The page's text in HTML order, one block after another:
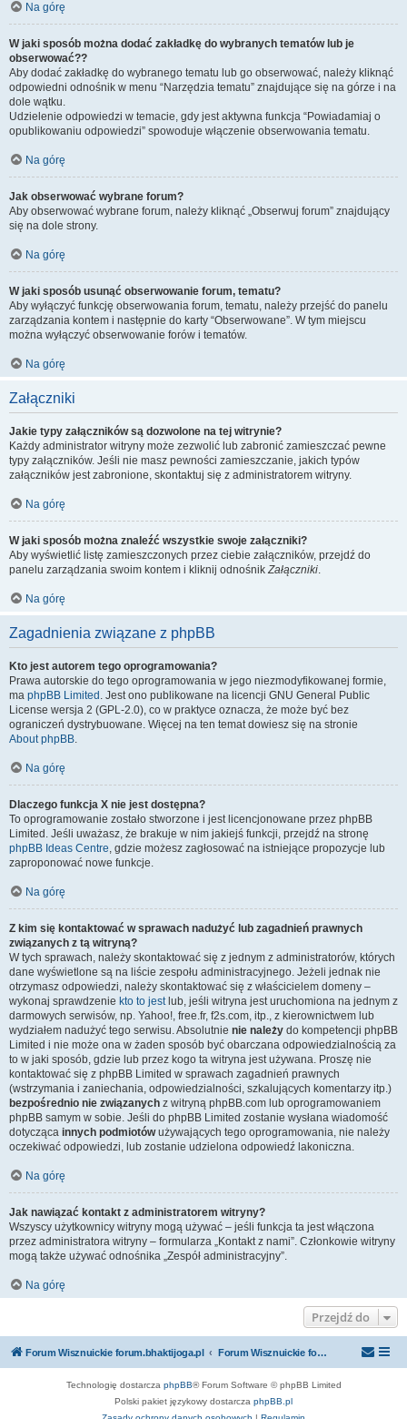
Na górę
W jaki sposób można dodać zakładkę do wybranych tematów lub je
obserwować??
Aby dodać zakładkę do wybranego tematu lub go obserwować, należy kliknąć
odpowiedni odnośnik w menu “Narzędzia tematu” znajdujące się na górze i na
dole wątku.
Udzielenie odpowiedzi w temacie, gdy jest aktywna funkcja “Powiadamiaj o
opublikowaniu odpowiedzi” spowoduje włączenie obserwowania tematu.
Na górę
Jak obserwować wybrane forum?
Aby obserwować wybrane forum, należy kliknąć „Obserwuj forum” znajdujący
się na dole strony.
Na górę
W jaki sposób usunąć obserwowanie forum, tematu?
Aby wyłączyć funkcję obserwowania forum, tematu, należy przejść do panelu
zarządzania kontem i następnie do karty “Obserwowane”. W tym miejscu
można wyłączyć obserwowanie forów i tematów.
Na górę
Załączniki
Jakie typy załączników są dozwolone na tej witrynie?
Każdy administrator witryny może zezwolić lub zabronić zamieszczać pewne
typy załączników. Jeśli nie masz pewności zamieszczanie, jakich typów
załączników jest zabronione, skontaktuj się z administratorem witryny.
Na górę
W jaki sposób można znaleźć wszystkie swoje załączniki?
Aby wyświetlić listę zamieszczonych przez ciebie załączników, przejdź do
panelu zarządzania swoim kontem i kliknij odnośnikZałączniki.
Na górę
Zagadnienia związane z phpBB
Kto jest autorem tego oprogramowania?
Prawa autorskie do tego oprogramowania w jego niezmodyfikowanej formie,
ma phpBB Limited . Jest ono publikowane na licencji GNU General Public
License wersja 2 (GPL-2.0), co w praktyce oznacza, że może być bez
ograniczeń dystrybuowane. Więcej na ten temat dowiesz się na stronie
About phpBB.
Na górę
Dlaczego funkcja X nie jest dostępna?
To oprogramowanie zostało stworzone i jest licencjonowane przez phpBB
Limited. Jeśli uważasz, że brakuje w nim jakiejś funkcji, przejdź na stronę
phpBB Ideas Centre, gdzie możesz zagłosować na istniejące propozycje lub
zaproponować nowe funkcje.
Na górę
Z kim się kontaktować w sprawach nadużyć lub zagadnień prawnych
związanych z tą witryną?
W tych sprawach, należy skontaktować się z jednym z administratorów, których
dane wyświetlone są na liście zespołu administracyjnego. Jeżeli jednak nie
otrzymasz odpowiedzi, należy skontaktować się z właścicielem domeny –
wykonaj sprawdzenie kto to jestlub, jeśli witryna jest uruchomiona na jednym z
darmowych serwisów, np. Yahoo!, free.fr, f2s.com, itp., z kierownictwem lub
wydziałem nadużyć tego serwisu. Absolutnie nie należy do kompetencji phpBB
Limited i nie może ona w żaden sposób być obarczana odpowiedzialnością za
to w jaki sposób, gdzie lub przez kogo ta witryna jest używana. Proszę nie
kontaktować się z phpBB Limited w sprawach zagadnień prawnych
(wstrzymania i zaniechania, odpowiedzialności, szkalujących komentarzy itp.)
bezpośrednio nie związanych z witryną phpBB.com lub oprogramowaniem
phpBB samym w sobie. Jeśli do phpBB Limited zostanie wysłana wiadomość
dotycząca innych podmiotówużywających tego oprogramowania, nie należy
oczekiwać odpowiedzi, lub zostanie udzielona odpowiedź lakoniczna.
Na górę
Jak nawiązać kontakt z administratorem witryny?
Wszyscy użytkownicy witryny mogą używać – jeśli funkcja ta jest włączona
przez administratora witryny – formularza „Kontakt z nami”. Członkowie witryny
mogą także używać odnośnika „Zespół administracyjny”.
Na górę
Przejdź do
Forum Wisznuickie forum.bhaktijoga.pl Forum Wisznuickie forum.bhaktijoga.pl
Technologię dostarcza phpBB® Forum Software © phpBB Limited
Polski pakiet językowy dostarcza phpBB.pl